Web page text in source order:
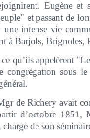
Eugène et
et passant de
intense vie
à Barjols, Brignoles,
qu’ils appelèrent
congrégation sous
de Richery avait
d’octobre
de son